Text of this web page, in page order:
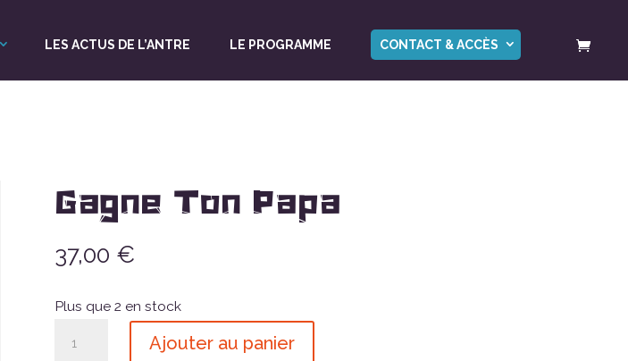
LES ACTUS DE L’ANTRE LE PROGRAMME CONTACT & ACCÈS
Gagne Ton Papa
37,00 €
Plus que 2 en stock
Ajouter au panier